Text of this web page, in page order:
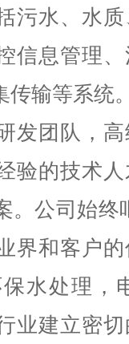
污水、水
信息管理
传输等系统
发团队，
验的技术
。公司始终
界和客户
水处理，
业建立密